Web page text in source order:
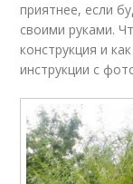
приятнее, если
своими руками.
конструкция и
инструкции с